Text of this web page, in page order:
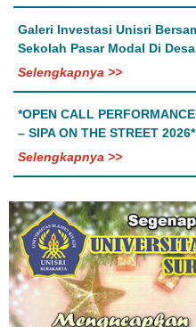
Galeri Investasi Unisri
Sekolah Pasar Modal Di
Selengkapnya >>
*OPEN CALL
– SIPA ON THE STREET 2026*
Selengkapnya >>